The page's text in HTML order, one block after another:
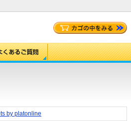
by platonline